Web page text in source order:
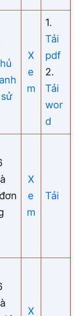
X
e
m
1.
Tải
pdf
2.
Tải
wor
d
X
e
m
Tải
X